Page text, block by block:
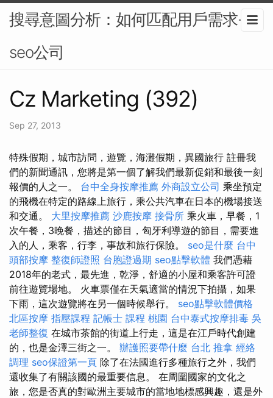
搜尋意圖分析：如何匹配用戶需求-
seo公司
Cz Marketing (392)
Sep 27, 2013
特殊假期，城市訪問，遊覽，海灘假期，異國旅行 註冊我
們的新聞通訊，您將是第一個了解我們最新促銷和最後一刻
報價的人之一。 台中全身按摩推薦 外商設立公司 乘坐預定
的飛機在特定的路線上旅行，乘公共汽車在日本的機場接送
和交通。 大里按摩推薦 沙鹿按摩 接骨所 乘火車，早餐，1
次午餐，3晚餐，描述的節目，匈牙利導遊的節目，需要進
入的人，乘客，行李，事故和旅行保險。 seo是什麼 台中
頭部按摩 整復師證照 台胞證過期 seo點擊軟體 我們憑藉
2018年的老式，最先進，乾淨，舒適的小屋和乘客許可證
前往遊覽場地。 火車票僅在天氣適當的情況下拍攝，如果
下雨，這次遊覽將在另一個時候舉行。 seo點擊軟體價格
北區按摩 指壓課程 記帳士 課程 桃園 台中泰式按摩排毒 吳
老師整復 在城市茶館的街道上行走，這是在江戶時代創建
的，也是金澤三街之一。 辦護照要帶什麼 台北 推拿 經絡
調理 seo保證第一頁 除了在法國進行多種旅行之外，我們
還收集了有關該國的最重要信息。 在周圍國家的文化之
旅，您是否真的對歐洲主要城市的當地地標感興趣，還是外